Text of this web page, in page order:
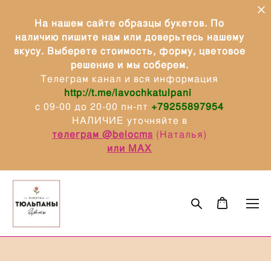
На нашем сайте образцы букетов. По
наличию пишите нам или доверьтесь нашему
вкусу. Выберете стоимость, форму, цветовое
решение и мы соберем.
Телеграм канал и вся информация
http://t.me/lavochkatulpani
с 09-00 до 20-00 пн-пт +79255897954
НАЛИЧИЕ уточняйте в
телеграм @belocms (Наталья)
или МАХ